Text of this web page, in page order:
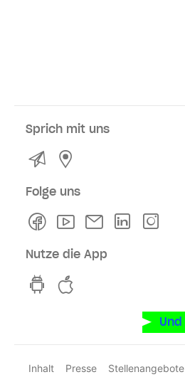
Sprich mit uns
Kontakt
Folge uns
FacebookYoutubeNewsletterLinkedln
Nutze die App
hvv switch App auf
Inhalt Presse Stellenangebote